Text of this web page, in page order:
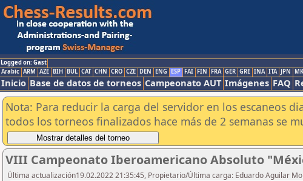
Logged on: Gast
Arabic ARM AZE BIH BUL CAT CHN CRO CZE DEN ENG ESP FAI FIN FRA GER GRE INA ITA JPN
Inicio Base de datos de torneos Campeonato AUT Imágenes FAQ
Nota: Para reducir la carga del servidor en los escaneos
todos los torneos finalizados hace más de 2 semanas se
VIII Campeonato Iberoamericano Absoluto
Última actualización19.02.2022 21:35:45, Propietario/Última carga: Eduardo Aguilar